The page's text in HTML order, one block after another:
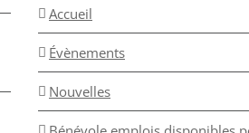
Accueil
Évènements
Nouvelles